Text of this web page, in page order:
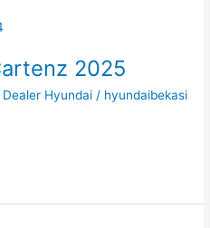
2025
Hyundai / hyundaibekasi